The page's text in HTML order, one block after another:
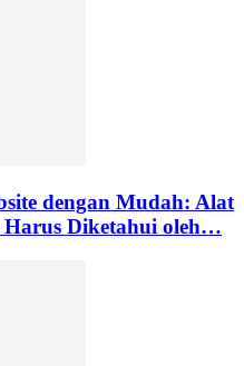
dengan Mudah: Alat
Harus Diketahui oleh…